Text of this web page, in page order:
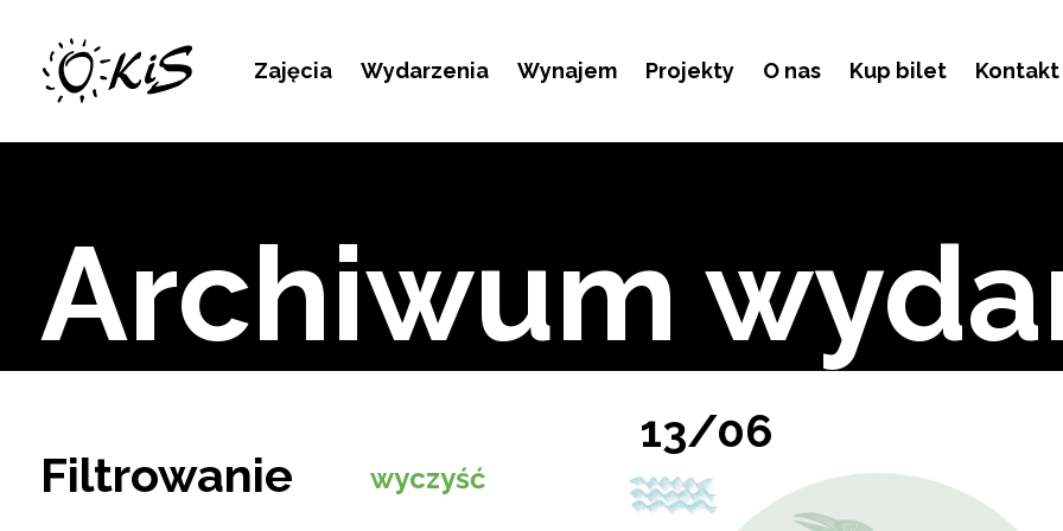
Zajęcia Wydarzenia Wynajem Projekty O nas Kup bilet Kontakt
Kontakt
Archiwum
Filtrowanie wyczyść
13/06